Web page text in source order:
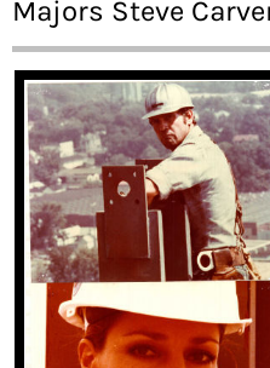
Majors Steve